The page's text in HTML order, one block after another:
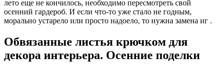
лето еще не кончилось, необходимо пересмотреть свой
осенний гардероб. И если что-то уже стало не годным,
морально устарело или просто надоело, то нужна замена иг .
Обвязанные листья крючком для
декора интерьера. Осенние поделки